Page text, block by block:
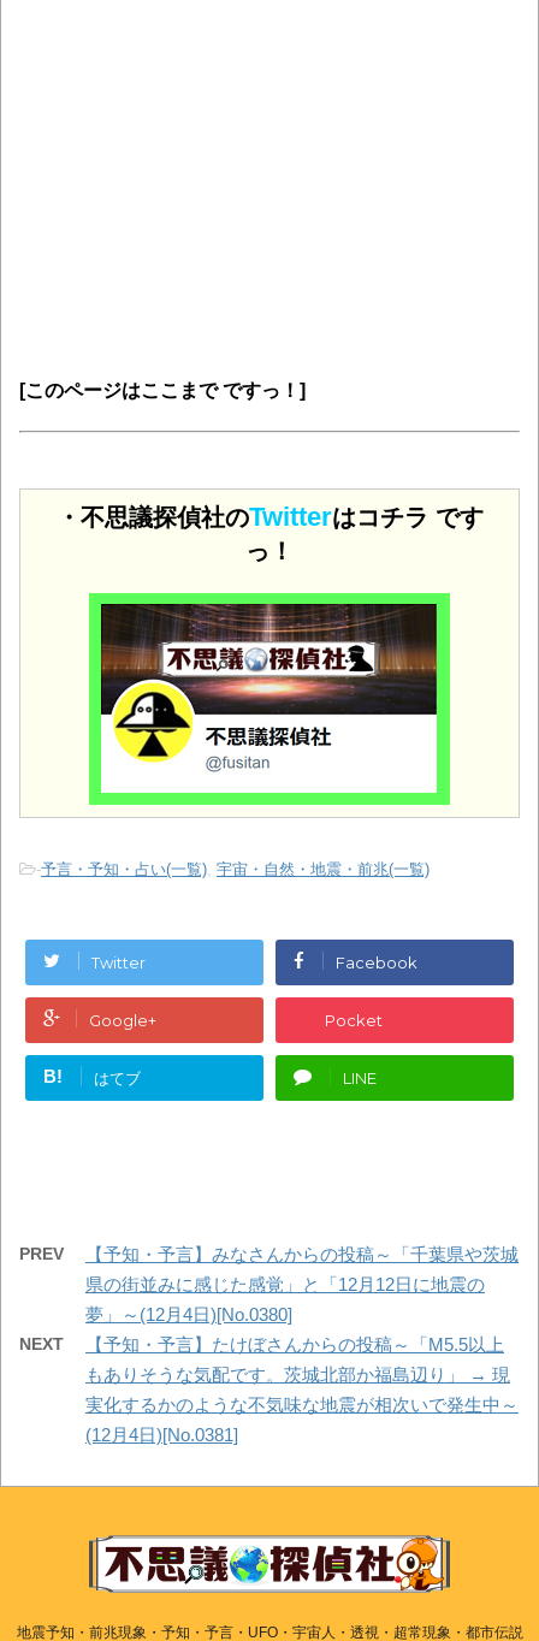
[このページはここまで ですっ！]
・不思議探偵社のTwitterはコチラ です
っ！
-予言・予知・占い(一覧), 宇宙・自然・地震・前兆(一覧)
Twitter Facebook
Google+ Pocket
B! はてブ LINE
PREV
【予知・予言】みなさんからの投稿～「千葉県や茨城
県の街並みに感じた感覚」と「12月12日に地震の
夢」～(12月4日)[No.0380]
NEXT
【予知・予言】たけぼさんからの投稿～「M5.5以上
もありそうな気配です。茨城北部か福島辺り」 → 現
実化するかのような不気味な地震が相次いで発生中～
(12月4日)[No.0381]
地震予知・前兆現象・予知・予言・UFO・宇宙人・透視・超常現象・都市伝説